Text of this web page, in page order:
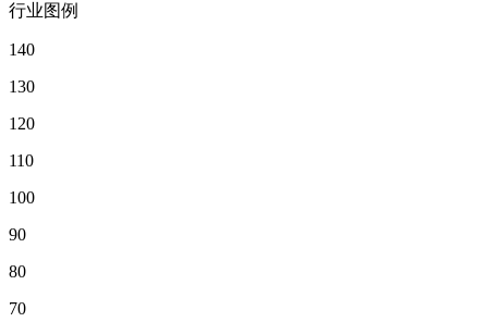
行业图例
140
130
120
110
100
90
80
70